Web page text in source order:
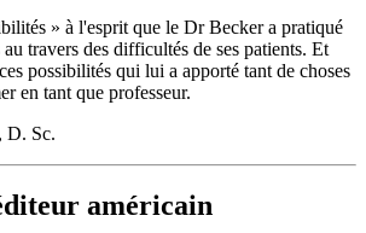
» à l'esprit que le Dr Becker a pratiqué
travers des difficultés de ses patients. Et
possibilités qui lui a apporté tant de choses
en tant que professeur.
D. Sc.
américain